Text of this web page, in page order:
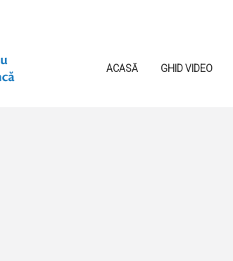
ACASĂ GHID VIDEO